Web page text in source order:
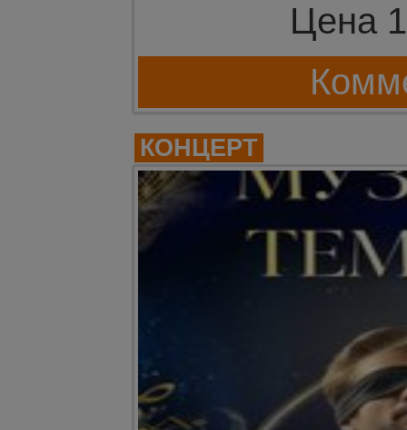
Цена
КОНЦЕРТ